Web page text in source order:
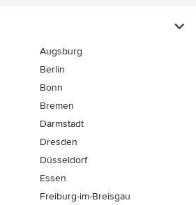
Augsburg
Berlin
Bonn
Bremen
Darmstadt
Dresden
Düsseldorf
Essen
Freiburg-im-Breisgau